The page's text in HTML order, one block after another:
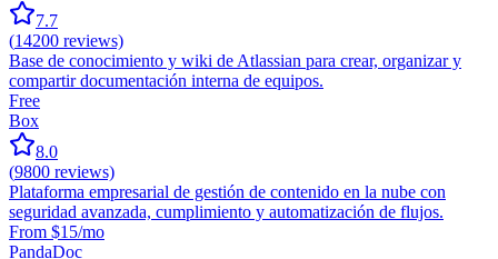
7.7
(14200 reviews)
Base de conocimiento y wiki de Atlassian para crear, organizar y
compartir documentación interna de equipos.
Free
Box
8.0
(9800 reviews)
Plataforma empresarial de gestión de contenido en la nube con
seguridad avanzada, cumplimiento y automatización de flujos.
From $15/mo
PandaDoc